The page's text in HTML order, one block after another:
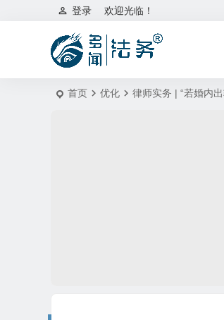
欢迎光临！
登录
首页 优化 律师实务 | “若婚内